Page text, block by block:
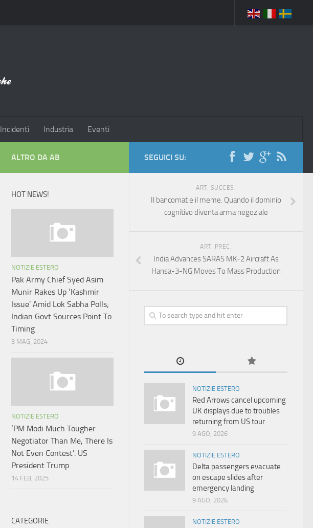
Incidenti Industria Eventi
SEGUICI SU:
ART. SUCCES.
Il bancomat e il meme. Quando il dominio
cognitivo diventa arma negoziale
ART. PREC.
India Advances SARAS MK-2 Aircraft As
Hansa-3-NG Moves To Mass Production
NOTIZIE ESTERO
Red Arrows cancel upcoming
UK displays due to troubles
returning from US tour
9 AGO, 2026
NOTIZIE ESTERO
Delta passengers evacuate
on escape slides after
emergency landing
9 AGO, 2026
NOTIZIE ESTERO
ALTRO DA AB
HOT NEWS!
NOTIZIE ESTERO
Pak Army Chief Syed Asim
Munir Rakes Up ‘Kashmir
Issue’ Amid Lok Sabha Polls;
Indian Govt Sources Point To
Timing
3 MAG, 2024
NOTIZIE ESTERO
‘PM Modi Much Tougher
Negotiator Than Me, There Is
Not Even Contest’: US
President Trump
14 FEB, 2025
CATEGORIE